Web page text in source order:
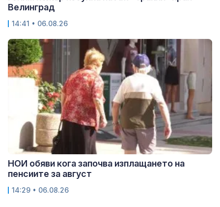
Велинград
14:41 • 06.08.26
НОИ обяви кога започва изплащането на
пенсиите за август
14:29 • 06.08.26